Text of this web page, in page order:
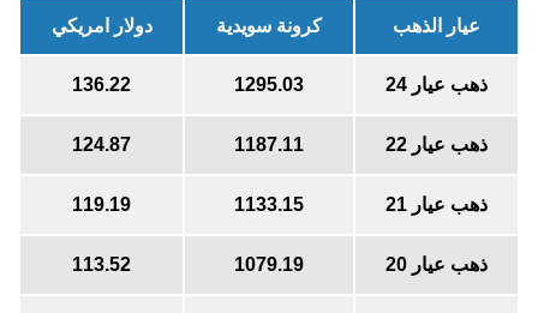
عيار الذهب كرونة سويدية دولار امريكي
ذهب عيار 24 1295.03
136.22
ذهب عيار 22 1187.11
124.87
ذهب عيار 21 1133.15
119.19
ذهب عيار 20 1079.19
113.52